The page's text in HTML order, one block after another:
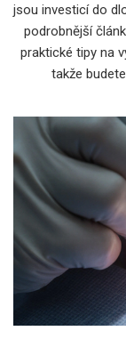
jsou investicí do
podrobnější
praktické tipy na
takže